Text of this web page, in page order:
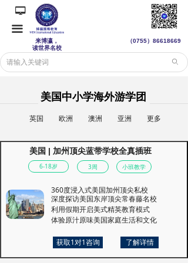
끀
来博瀛，
读世界名校
넡
（0755） 86618669
ꄙ
美国中小学海外游学团
英国 欧洲 澳洲 亚洲 更多
获取1对1咨询 了解详情
360度浸入式美国加州顶尖私校
深度探访美国东岸顶尖常春藤名校
利用假期开启美式精英教育模式
体验原汁原味美国家庭生活和文化
6-18岁
美国 | 加州顶尖蓝带学校全真插班
3周 小班教学